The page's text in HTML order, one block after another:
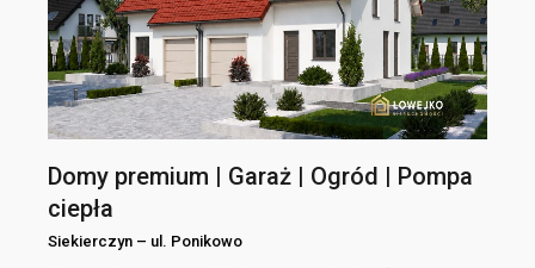
Domy premium | Garaż | Ogród | Pompa
ciepła
Siekierczyn – ul. Ponikowo